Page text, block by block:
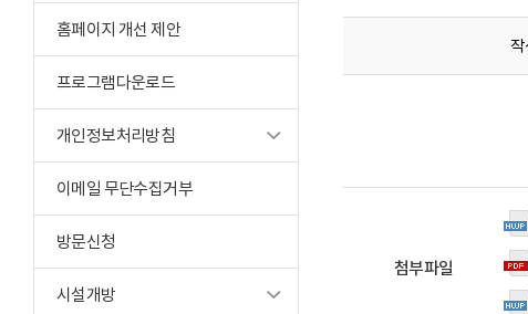
홈페이지 개선 제안
프로그램다운로드
개인정보처리방침
이메일 무단수집거부
방문신청
시설개방
첨부파일